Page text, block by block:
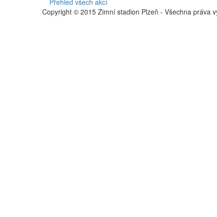
Přehled všech akcí
Copyright © 2015 Zimní stadion Plzeň - Všechna práva